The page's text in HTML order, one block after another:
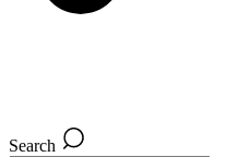
Search